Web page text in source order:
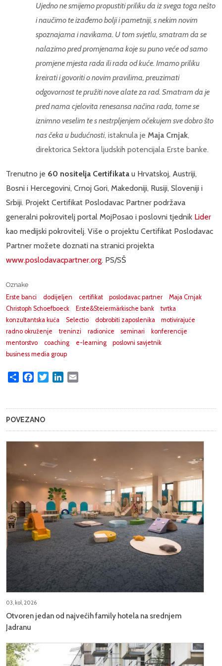
Ujedno ne smijemo propustiti priliku da iz svega toga nešto
i naučimo te izađemo bolji i pametniji, s nekim novim
spoznajama i navikama. U tom svjetlu, smatram da se
nalazimo pred promjenama koje su puno veće od samo
promjene mjesta rada ili rada od kuće. Imamo priliku
kreirati i govoriti o novim pravilima, preuzimati
odgovornost te pružiti nove alate za rad. Smatram da je
pred nama cjelovita renesansa načina rada, tome se
iznimno veselim te s nestrpljenjem očekujem sve dobro što
nas čeka u budućnosti, istaknula je Maja Crnjak,
direktorica Sektora ljudskih potencijala Erste banke.
Trenutno je 60 nositelja Certifikata u Hrvatskoj, Austriji,
Bosni i Hercegovini, Crnoj Gori, Makedoniji, Rusiji, Sloveniji i
Srbiji. Projekt Certifikat Poslodavac Partner podržava
generalni pokrovitelj portal MojPosao i poslovni tjednik Lider
kao medijski pokrovitelj. Više o projektu Certifikat Poslodavac
Partner možete doznati na stranici projekta
www.poslodavacpartner.org. PS/SŠ
Oznake
Erste banci
dodijeljen certifikat poslodavac partner
Maja Crnjak
Christoph Schoefboeck
Erste&Steiermärkische bank
tvrtka
konzultantska kuća
Selectio dobrobiti zaposlenika
motivirajuće
radno okruženje
treninzi radionice seminari
konferencije
mentorstvo
coaching e-learning
poslovni savjetnik
business media group
Share FacebookTwitterLinkedIn
POVEZANO
03, kol, 2026
Otvoren jedan od najvećih family hotela na srednjem
Jadranu